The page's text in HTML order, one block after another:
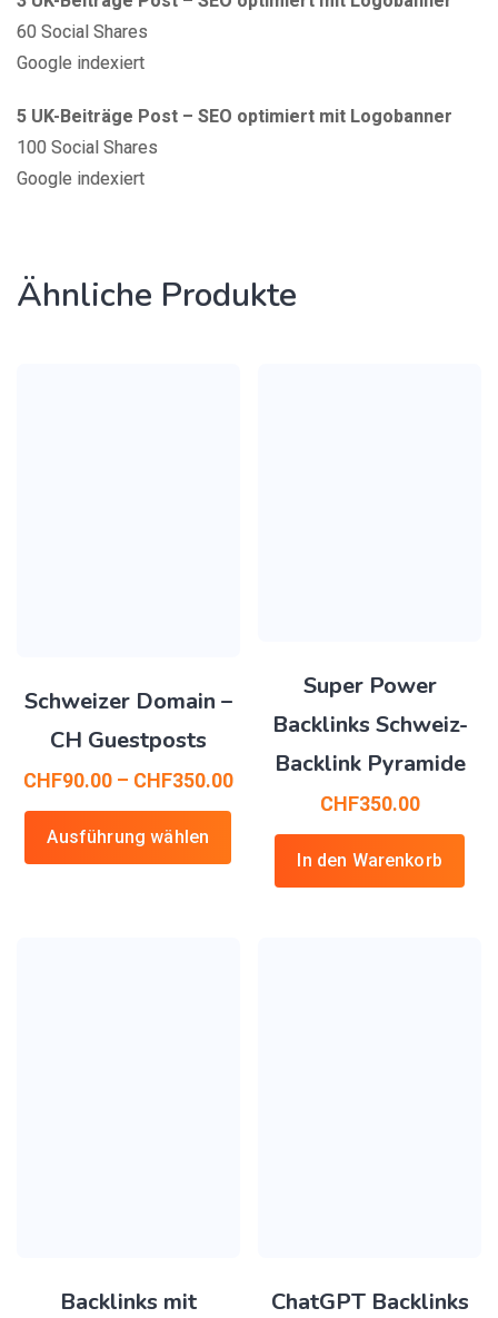
60 Social Shares
Google indexiert
5 UK-Beiträge Post – SEO optimiert mit Logobanner
100 Social Shares
Google indexiert
Ähnliche Produkte
Schweizer Domain –
CH Guestposts
CHF90.00– CHF350.00
Ausführung wählen
Super Power
Backlinks Schweiz-
Backlink Pyramide
CHF350.00
In den Warenkorb
Backlinks mit
ChatGPT Backlinks